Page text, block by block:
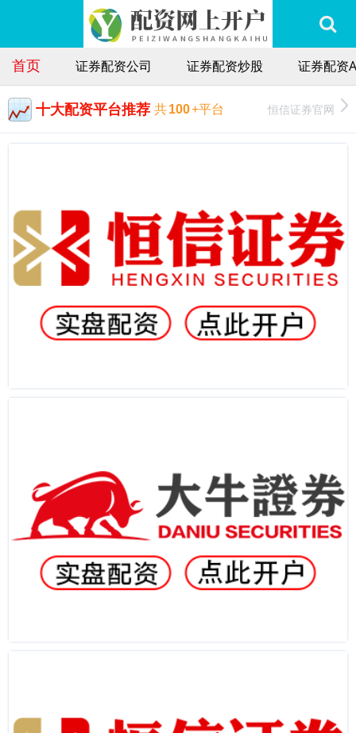
首页 证券配资公司 证券配资炒股 证券配资
十大配资平台推荐 共100+平台 恒信证券官网